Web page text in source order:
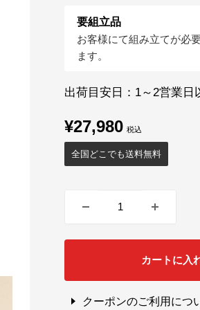
要組立品
お客様にて組み立てが必
ます。
出荷目安日：1～2営業日
販
売
価
¥27,980
全国どこでも送料無料
カートに入
クーポンのご利用につ